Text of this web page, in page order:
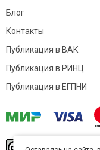
Блог
Контакты
Публикация в ВАК
Публикация в РИНЦ
Публикация в ЕГПНИ